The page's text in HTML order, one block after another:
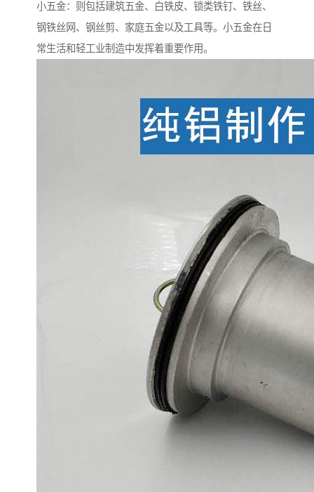
小五金：则包括建筑五金、白铁皮、锁类铁钉、铁丝、
钢铁丝网、钢丝剪、家庭五金以及工具等。小五金在日
常生活和轻工业制造中发挥着重要作用。